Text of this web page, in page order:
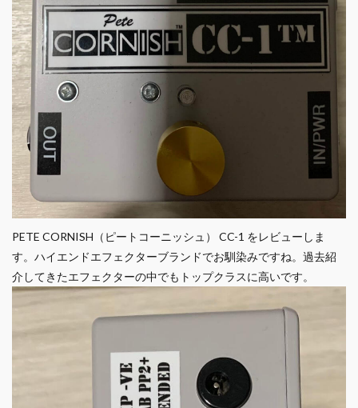
PETE CORNISH（ピートコーニッシュ） CC-1 をレビューしま
す。ハイエンドエフェクターブランドでお馴染みですね。過去紹
介してきたエフェクターの中でもトップクラスに高いです。